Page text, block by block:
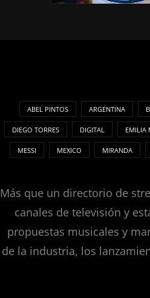
ABEL PINTOS ARGENTINA
DIEGO TORRES DIGITAL EMILIA
MESSI MEXICO MIRANDA
Más que un directorio de
canales de televisión y
propuestas musicales y
de la industria, los